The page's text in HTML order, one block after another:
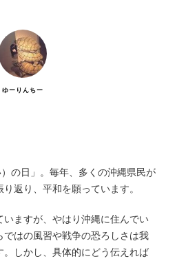
ゆーりんちー
の日」。毎年、多くの沖縄県民が
返り、平和を願っています。
ますが、やはり沖縄に住んでい
ではの風習や戦争の恐ろしさは我
しかし、具体的にどう伝えれば